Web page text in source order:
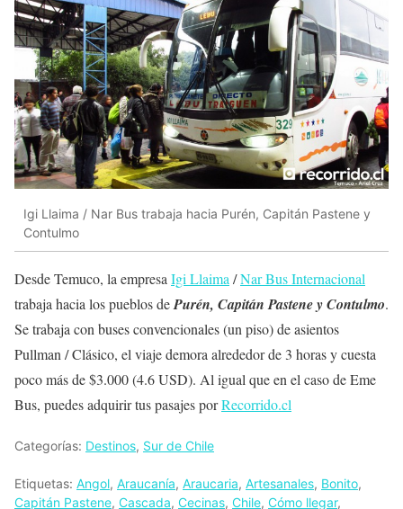
Igi Llaima / Nar Bus trabaja hacia Purén, Capitán Pastene y
Contulmo
Desde Temuco, la empresaIgi Llaima/Nar Bus Internacional
trabaja hacia los pueblos dePurén, Capitán Pastene y Contulmo.
Se trabaja con buses convencionales (un piso) de asientos
Pullman / Clásico, el viaje demora alrededor de 3 horas y cuesta
poco más de $3.000 (4.6 USD). Al igual que en el caso de Eme
Bus, puedes adquirir tus pasajes porRecorrido.cl
Categorías: Destinos, Sur de Chile
Etiquetas: Angol, Araucanía, Araucaria, Artesanales, Bonito,
Capitán Pastene, Cascada, Cecinas, Chile, Cómo llegar,